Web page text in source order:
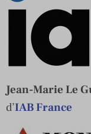
Jean-Marie Le
d’IAB France